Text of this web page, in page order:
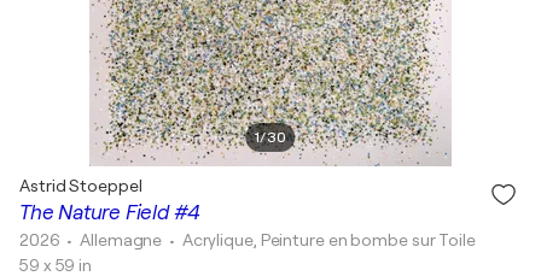
1/30
The Nature Field #4
Astrid Stoeppel
2026 • Allemagne • Acrylique, Peinture en bombe sur Toile
59 x 59 in